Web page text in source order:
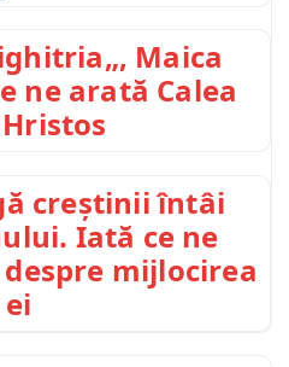
Maica
ne arată Calea
creștinii întâi
Iată ce ne
mijlocirea
ei